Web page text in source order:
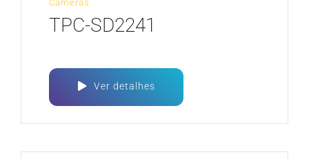
Câmeras
TPC-SD2241
Ver detalhes